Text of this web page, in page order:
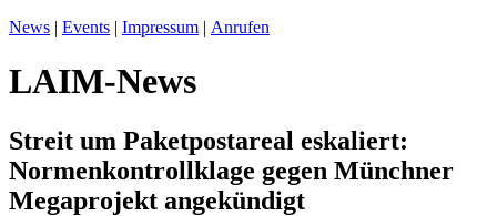
News | Events | Impressum | Anrufen
LAIM-News
Streit um Paketpostareal eskaliert:
Normenkontrollklage gegen Münchner
Megaprojekt angekündigt